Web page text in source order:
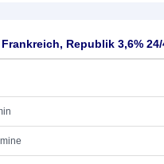
Republik 3,6% 24/